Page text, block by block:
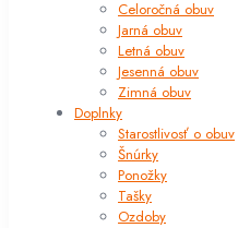
Celoročná obuv
Jarná obuv
Letná obuv
Jesenná obuv
Zimná obuv
Doplnky
Starostlivosť o obuv
Šnúrky
Ponožky
Tašky
Ozdoby